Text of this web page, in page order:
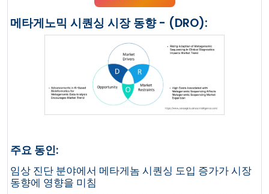
메타게노믹 시퀀싱 시장 동향 - (DRO):
주요 동인:
임상 진단 분야에서 메타게놈 시퀀싱 도입 증가가 시장
동향에 영향을 미침